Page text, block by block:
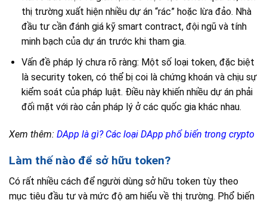
thị trường xuất hiện nhiều dự án “rác” hoặc lừa đảo. Nhà
đầu tư cần đánh giá kỹ smart contract, đội ngũ và tính
minh bạch của dự án trước khi tham gia.
Vấn đề pháp lý chưa rõ ràng: Một số loại token, đặc biệt
là security token, có thể bị coi là chứng khoán và chịu sự
kiểm soát của pháp luật. Điều này khiến nhiều dự án phải
đối mặt với rào cản pháp lý ở các quốc gia khác nhau.
Xem thêm: DApp là gì? Các loại DApp phổ biến trong crypto
Làm thế nào để sở hữu token?
Có rất nhiều cách để người dùng sở hữu token tùy theo
mục tiêu đầu tư và mức độ am hiểu về thị trường. Phổ biến